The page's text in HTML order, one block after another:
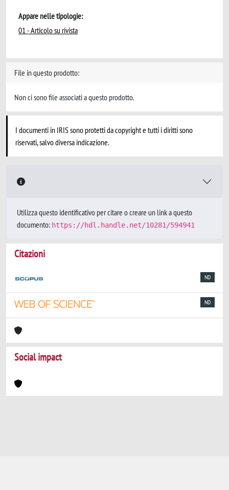
Appare nelle tipologie:
01 - Articolo su rivista
File in questo prodotto:
Non ci sono file associati a questo prodotto.
I documenti in IRIS sono protetti da copyright e tutti i diritti sono
riservati, salvo diversa indicazione.
Utilizza questo identificativo per citare o creare un link a questo
documento: https://hdl.handle.net/10281/594941
Citazioni
ND
ND
Social impact